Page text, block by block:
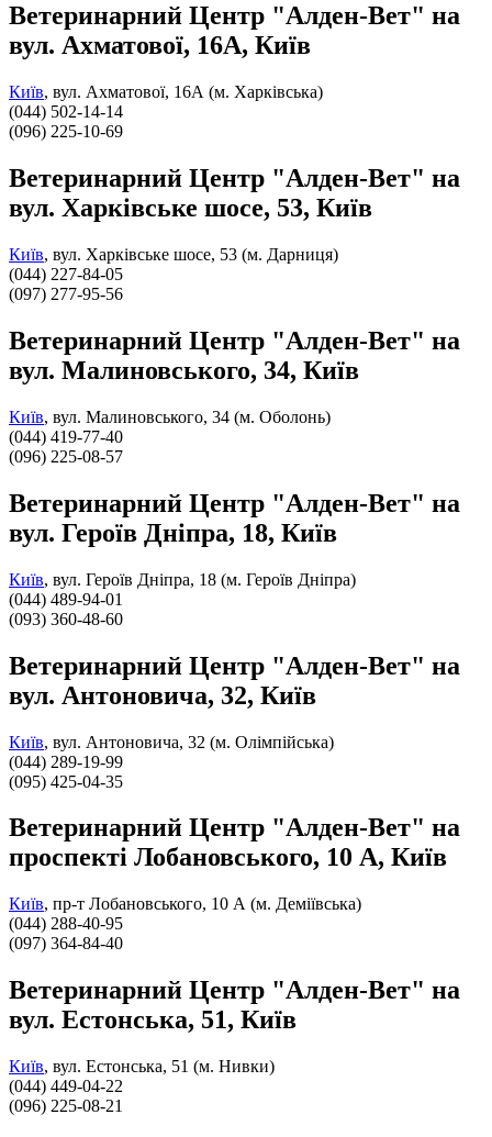
Ветеринарний Центр "Алден-Вет" на
вул. Ахматової, 16А, Київ
Київ, вул. Ахматової, 16А (м. Харківська)
(044) 502-14-14
(096) 225-10-69
Ветеринарний Центр "Алден-Вет" на
вул. Харківське шосе, 53, Київ
Київ, вул. Харківське шосе, 53 (м. Дарниця)
(044) 227-84-05
(097) 277-95-56
Ветеринарний Центр "Алден-Вет" на
вул. Малиновського, 34, Київ
Київ, вул. Малиновського, 34 (м. Оболонь)
(044) 419-77-40
(096) 225-08-57
Ветеринарний Центр "Алден-Вет" на
вул. Героїв Дніпра, 18, Київ
Київ, вул. Героїв Дніпра, 18 (м. Героїв Дніпра)
(044) 489-94-01
(093) 360-48-60
Ветеринарний Центр "Алден-Вет" на
вул. Антоновича, 32, Київ
Київ, вул. Антоновича, 32 (м. Олімпійська)
(044) 289-19-99
(095) 425-04-35
Ветеринарний Центр "Алден-Вет" на
проспекті Лобановського, 10 А, Київ
Київ, пр-т Лобановського, 10 А (м. Деміївська)
(044) 288-40-95
(097) 364-84-40
Ветеринарний Центр "Алден-Вет" на
вул. Естонська, 51, Київ
Київ, вул. Естонська, 51 (м. Нивки)
(044) 449-04-22
(096) 225-08-21